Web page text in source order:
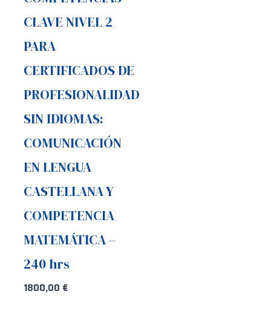
CLAVE NIVEL 2
PARA
CERTIFICADOS DE
PROFESIONALIDAD
SIN IDIOMAS:
COMUNICACIÓN
EN LENGUA
CASTELLANA Y
COMPETENCIA
MATEMÁTICA –
240 hrs
1800,00 €